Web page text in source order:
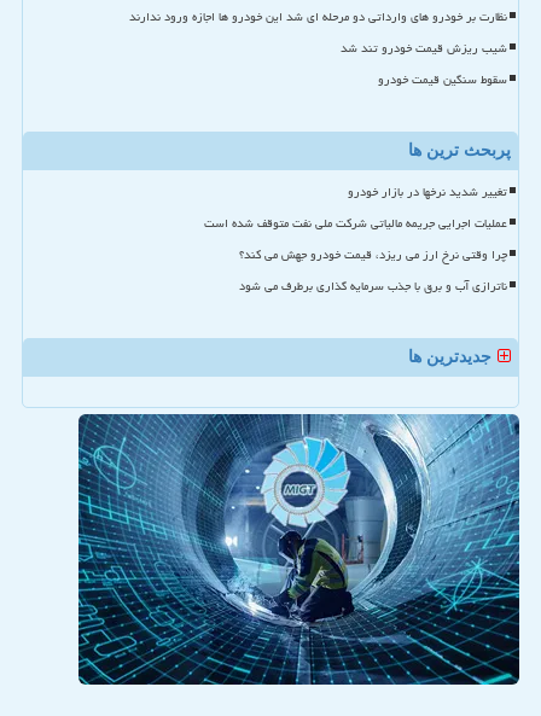
نظارت بر خودرو های وارداتی دو مرحله ای شد این خودرو ها اجازه ورود ندارند
شیب ریزش قیمت خودرو تند شد
سقوط سنگین قیمت خودرو
پربحث ترین ها
تغییر شدید نرخها در بازار خودرو
عملیات اجرایی جریمه مالیاتی شرکت ملی نفت متوقف شده است
چرا وقتی نرخ ارز می ریزد، قیمت خودرو جهش می کند؟
ناترازی آب و برق با جذب سرمایه گذاری برطرف می شود
جدیدترین ها